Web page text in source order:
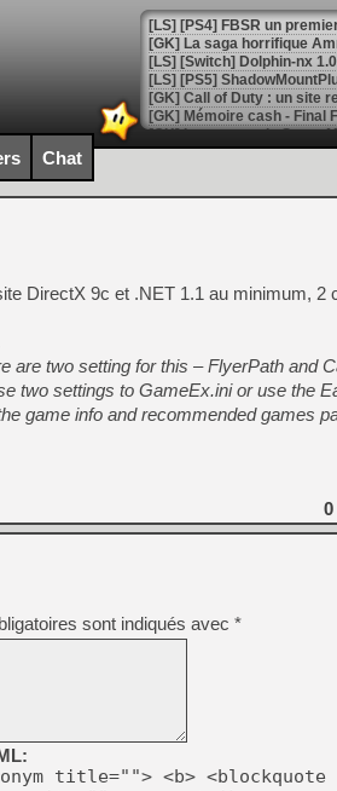
[GK] La saga horrifique
[GK] Le portage de Super
[Mo5] Le jeu de course
[GK] Guillermo del Toro
[GK] Mistfall Hunter : déjà
[GK] Wo Long 2 évolue
[GK] Crossfire : un TPS à
[LS] [PS5] Premiers
[Mo5] DOOM arrive en
[GK] Bethesda fête les 30
[GK] Roblox : l'action en
[GK] Agenda - GeForce
[LS] [PS5] ps5-y2jb-
[GK] Pourquoi Marvel
[GK] Test : Restory : Chill
[GK] Hot Wheels Infinite
[GK] Mémoire cash -
[GK] Résultats Nintendo :
[GK] Déjà des
[Mo5] Brickboy cherche à
Chat
DirectX 9c et .NET 1.1 au minimum, 2
two setting for this – FlyerPath and
two settings to GameEx.ini or use the
game info and recommended games
0
sont indiqués avec *
title=""> <b> <blockquote